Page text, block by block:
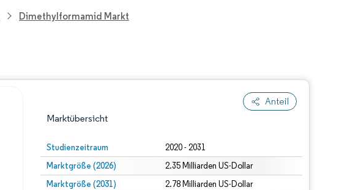
Dimethylformamid Markt
Anteil
Marktübersicht
Studienzeitraum 2020 - 2031
Marktgröße (2026) 2.35 Milliarden US-Dollar
Marktgröße (2031) 2.78 Milliarden US-Dollar